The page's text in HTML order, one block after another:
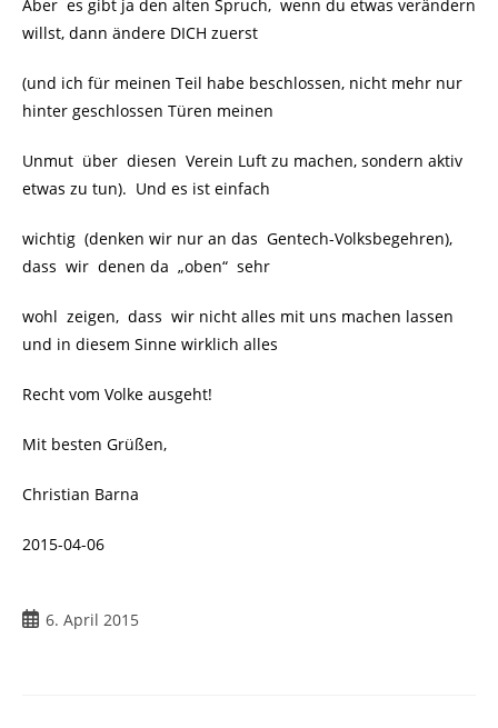
Aber es gibt ja den alten Spruch, wenn du etwas verändern
willst, dann ändere DICH zuerst
(und ich für meinen Teil habe beschlossen, nicht mehr nur
hinter geschlossen Türen meinen
Unmut über diesen Verein Luft zu machen, sondern aktiv
etwas zu tun). Und es ist einfach
wichtig (denken wir nur an das Gentech-Volksbegehren),
dass wir denen da „oben“ sehr
wohl zeigen, dass wir nicht alles mit uns machen lassen
und in diesem Sinne wirklich alles
Recht vom Volke ausgeht!
Mit besten Grüßen,
Christian Barna
2015-04-06
Beitrag6. April 2015